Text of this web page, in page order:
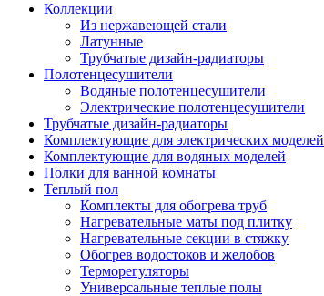
Коллекции
Из нержавеющей стали
Латунные
Трубчатые дизайн-радиаторы
Полотенцесушители
Водяные полотенцесушители
Электрические полотенцесушители
Трубчатые дизайн-радиаторы
Комплектующие для электрических моделей
Комплектующие для водяных моделей
Полки для ванной комнаты
Теплый пол
Комплекты для обогрева труб
Нагревательные маты под плитку
Нагревательные секции в стяжку
Обогрев водостоков и желобов
Терморегуляторы
Универсальные теплые полы